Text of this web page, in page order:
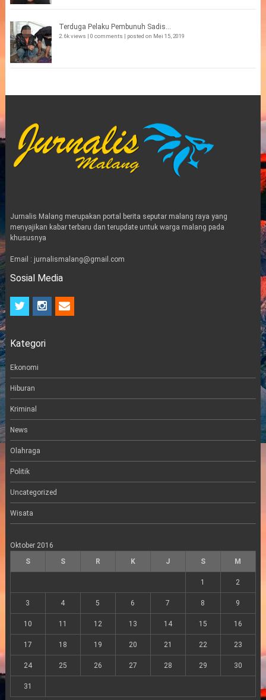
Terduga Pelaku Pembunuh Sadis...
2.6k views | 0 comments | posted on Mei 15, 2019
Jurnalis Malang merupakan portal berita seputar malang raya yang
menyajikan kabar terbaru dan terupdate untuk warga malang pada
khususnya
Email : jurnalismalang@gmail.com
Sosial Media
t
t
r
i
n
a
e
m
Kategori
Ekonomi
Hiburan
Kriminal
News
Olahraga
Politik
Uncategorized
Wisata
Oktober 2016
S
S R K J S M
1 2
3 4 5 6 7 8 9
10 11 12 13 14 15 16
17 18 19 20 21 22 23
24 25 26 27 28 29 30
31